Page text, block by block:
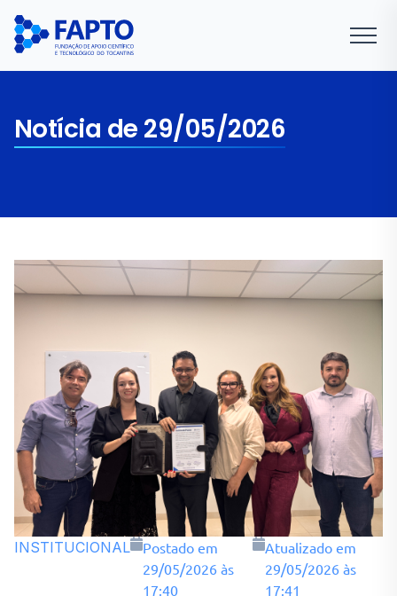
Notícia de 29/05/2026
INSTITUCIONAL
Postado em
29/05/2026 às
17:40
Atualizado em
29/05/2026 às
17:41